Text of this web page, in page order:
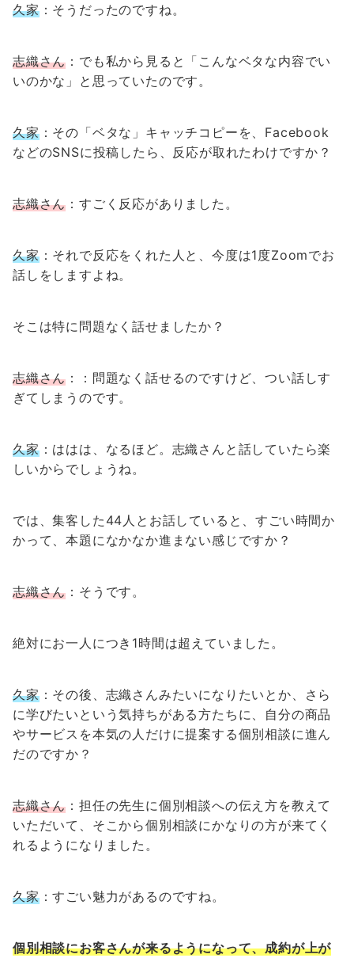
久家：そうだったのですね。
志織さん ：でも私から見ると「こんなベタな内容でい
いのかな」と思っていたのです。
久家：その「ベタな」キャッチコピーを、Facebook
などのSNSに投稿したら、反応が取れたわけですか？
志織さん ：すごく反応がありました。
久家：それで反応をくれた人と、今度は1度Zoomでお
話しをしますよね。
そこは特に問題なく話せましたか？
志織さん ：：問題なく話せるのですけど、つい話しす
ぎてしまうのです。
久家：ははは、なるほど。志織さんと話していたら楽
しいからでしょうね。
では、集客した44人とお話していると、すごい時間か
かって、本題になかなか進まない感じですか？
志織さん ：そうです。
絶対にお一人につき1時間は超えていました。
久家：その後、志織さんみたいになりたいとか、さら
に学びたいという気持ちがある方たちに、自分の商品
やサービスを本気の人だけに提案する個別相談に進ん
だのですか？
志織さん ：担任の先生に個別相談への伝え方を教えて
いただいて、そこから個別相談にかなりの方が来てく
れるようになりました。
久家：すごい魅力があるのですね。
個別相談にお客さんが来るようになって、成約が上が